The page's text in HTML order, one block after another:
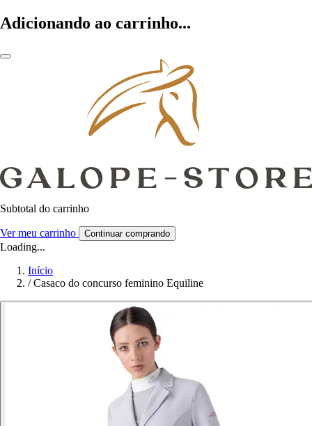
Adicionando ao carrinho...
Subtotal do carrinho
Ver meu carrinho Continuar comprando
Loading...
Início
/ Casaco do concurso feminino Equiline